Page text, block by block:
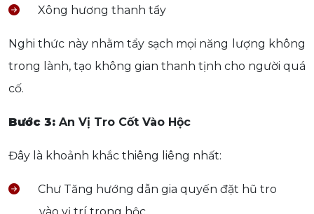
Xông hương thanh tẩy
Nghi thức này nhằm tẩy sạch mọi năng lượng không
trong lành, tạo không gian thanh tịnh cho người quá
cố.
Bước 3: An Vị Tro Cốt Vào Hộc
Đây là khoảnh khắc thiêng liêng nhất:
Chư Tăng hướng dẫn gia quyến đặt hũ tro
vào vị trí trong hộc